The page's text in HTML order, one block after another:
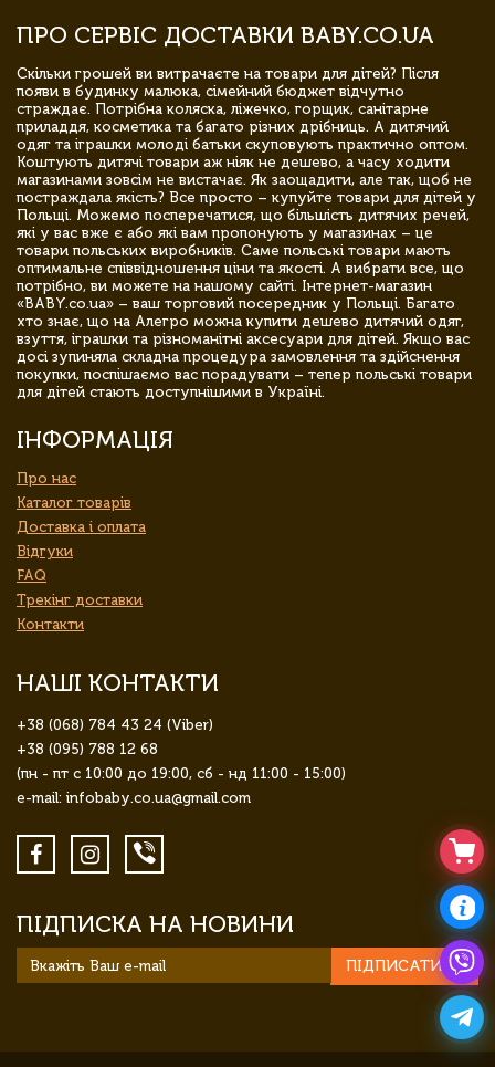
ПРО СЕРВІС ДОСТАВКИ BABY.CO.UA
Скільки грошей ви витрачаєте на товари для дітей? Після
появи в будинку малюка, сімейний бюджет відчутно
страждає. Потрібна коляска, ліжечко, горщик, санітарне
приладдя, косметика та багато різних дрібниць. А дитячий
одяг та іграшки молоді батьки скуповують практично оптом.
Коштують дитячі товари аж ніяк не дешево, а часу ходити
магазинами зовсім не вистачає. Як заощадити, але так, щоб не
постраждала якість? Все просто – купуйте товари для дітей у
Польщі. Можемо посперечатися, що більшість дитячих речей,
які у вас вже є або які вам пропонують у магазинах – це
товари польських виробників. Саме польські товари мають
оптимальне співвідношення ціни та якості. А вибрати все, що
потрібно, ви можете на нашому сайті. Інтернет-магазин
«BABY.co.ua» – ваш торговий посередник у Польщі. Багато
хто знає, що на Алегро можна купити дешево дитячий одяг,
взуття, іграшки та різноманітні аксесуари для дітей. Якщо вас
досі зупиняла складна процедура замовлення та здійснення
покупки, поспішаємо вас порадувати – тепер польські товари
для дітей стають доступнішими в Україні.
ІНФОРМАЦІЯ
Про нас
Каталог товарів
Доставка і оплата
Відгуки
FAQ
Трекінг доставки
Контакти
НАШІ КОНТАКТИ
+38 (068) 784 43 24 (Viber)
+38 (095) 788 12 68
(пн - пт с 10:00 до 19:00, сб - нд 11:00 - 15:00)
e-mail: infobaby.co.ua@gmail.com
ПІДПИСКА НА НОВИНИ
ПІДПИСАТИСЯ